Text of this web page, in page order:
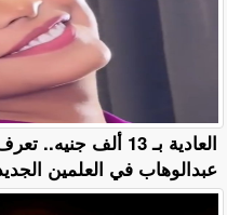
العادية بـ 13 ألف
عبدالوهاب في العلمين